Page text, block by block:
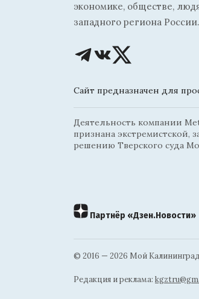
экономике, обществе,
западного региона России.
Сайт предназначен для
Деятельность компании
признана экстремистской,
решению Тверского суда
Партнёр «Дзен.Новости»
© 2016 — 2026 Мой
Редакция и реклама: